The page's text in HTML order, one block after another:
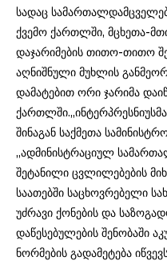
სადაც
ქვემო ქართლში, მცხეთა-
დაჯარიმების თითო-თითო
აღნიშნული მუხლის
დამატებით ორი ჯარიმა
შინაგან საქმეთა
„ადმინისტრაციულ
შეტანილი ცვლილებების
საათებში საცხოვრებელი
უძრავი ქონების და
დაწესებულების შენობაში
ნორმების გადამეტება